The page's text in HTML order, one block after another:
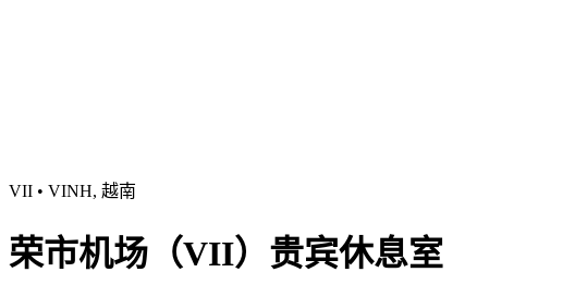
VII • VINH, 越南
荣市机场（VII）贵宾休息室